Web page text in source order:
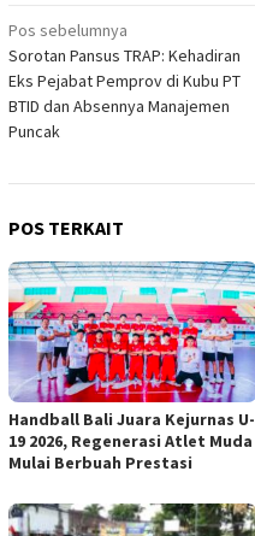
Navigasi
pos
Pos sebelumnya
Sorotan Pansus TRAP: Kehadiran
Eks Pejabat Pemprov di Kubu PT
BTID dan Absennya Manajemen
Puncak
POS TERKAIT
Handball Bali Juara Kejurnas U-
19 2026, Regenerasi Atlet Muda
Mulai Berbuah Prestasi